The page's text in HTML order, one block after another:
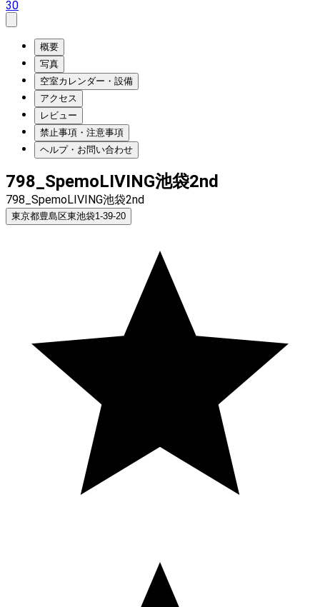
30
概要
写真
空室カレンダー・設備
アクセス
レビュー
禁止事項・注意事項
ヘルプ・お問い合わせ
798_SpemoLIVING池袋2nd
798_SpemoLIVING池袋2nd
東京都豊島区東池袋1-39-20